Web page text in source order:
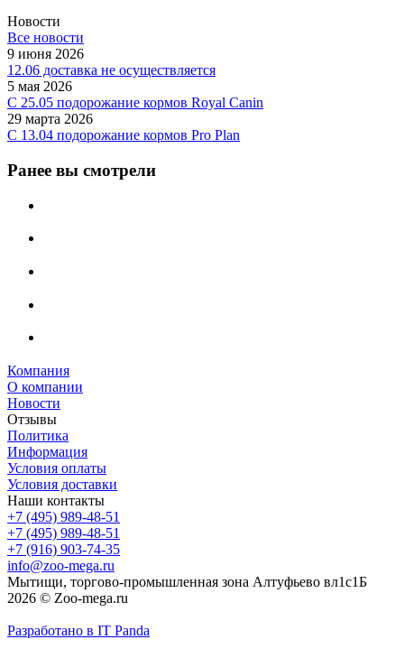
Новости
Все новости
9 июня 2026
12.06 доставка не осуществляется
5 мая 2026
C 25.05 подорожание кормов Royal Canin
29 марта 2026
С 13.04 подорожание кормов Pro Plan
Ранее вы смотрели
Компания
О компании
Новости
Отзывы
Политика
Информация
Условия оплаты
Условия доставки
Наши контакты
+7 (495) 989-48-51
+7 (495) 989-48-51
+7 (916) 903-74-35
info@zoo-mega.ru
Мытищи, торгово-промышленная зона Алтуфьево вл1с1Б
2026 © Zoo-mega.ru
Разработано в IT Panda